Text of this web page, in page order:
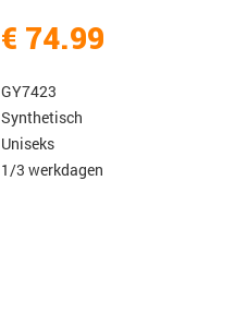
€ 74.99
GY7423
Synthetisch
Uniseks
1/3 werkdagen